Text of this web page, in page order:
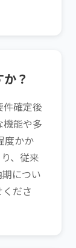
？
件確定後
機能や多
度かか
、従来
につい
ださ